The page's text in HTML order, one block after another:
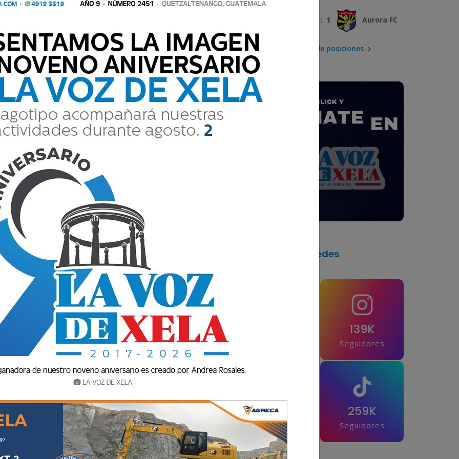
de alcoholismo agudo y crónico en
buscan acciones para frenarlo. En la
Xela se está organizando un grupo de
de alcoholismo. Los interesados
la clínica, de 10 a 12 horas, donde se
que las personas se sientan apoyadas. “Lo
la adicción, sabiendo que es una
solo psicológicamente, sino que debe llevar
Ortiz, psicóloga del Centro. La profesional
personas que son referidas del Hospital
Salud, quienes sufren este problema. La
3 : 1 Aurora FC
Mira la tabla de posiciones
Síguenos en las redes
139K
Seguidores
42.5K
Seguidores
259K
Seguidores